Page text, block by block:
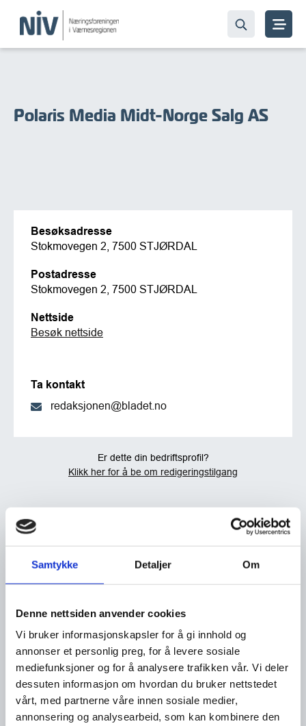
Samtykke Detaljer Om
Denne nettsiden anvender cookies
Vi bruker informasjonskapsler for å gi innhold og
annonser et personlig preg, for å levere sosiale
mediefunksjoner og for å analysere trafikken vår. Vi deler
dessuten informasjon om hvordan du bruker nettstedet
vårt, med partnerne våre innen sosiale medier,
annonsering og analysearbeid, som kan kombinere den
Polaris Media Midt-Norge Salg AS
Besøksadresse
Stokmovegen 2, 7500 STJØRDAL
Postadresse
Stokmovegen 2, 7500 STJØRDAL
Nettside
Besøk nettside
Ta kontakt
redaksjonen@bladet.no
Er dette din bedriftsprofil?
Klikk her for å be om redigeringstilgang